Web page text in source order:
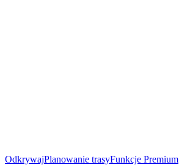
OdkrywajPlanowanie trasyFunkcje Premium